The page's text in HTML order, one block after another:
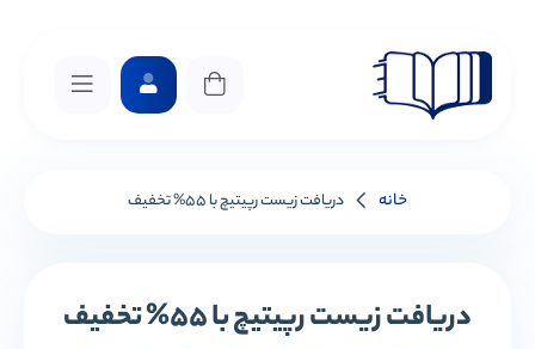
خانه دریافت زیست رپیتیچ با 55% تخفیف
دریافت زیست رپیتیچ با 55% تخفیف